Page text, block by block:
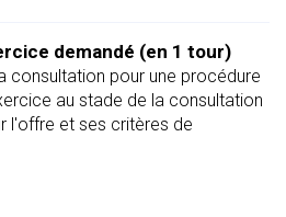
demandé (en 1 tour)
consultation pour une procédure
au stade de la consultation
l'offre et ses critères de